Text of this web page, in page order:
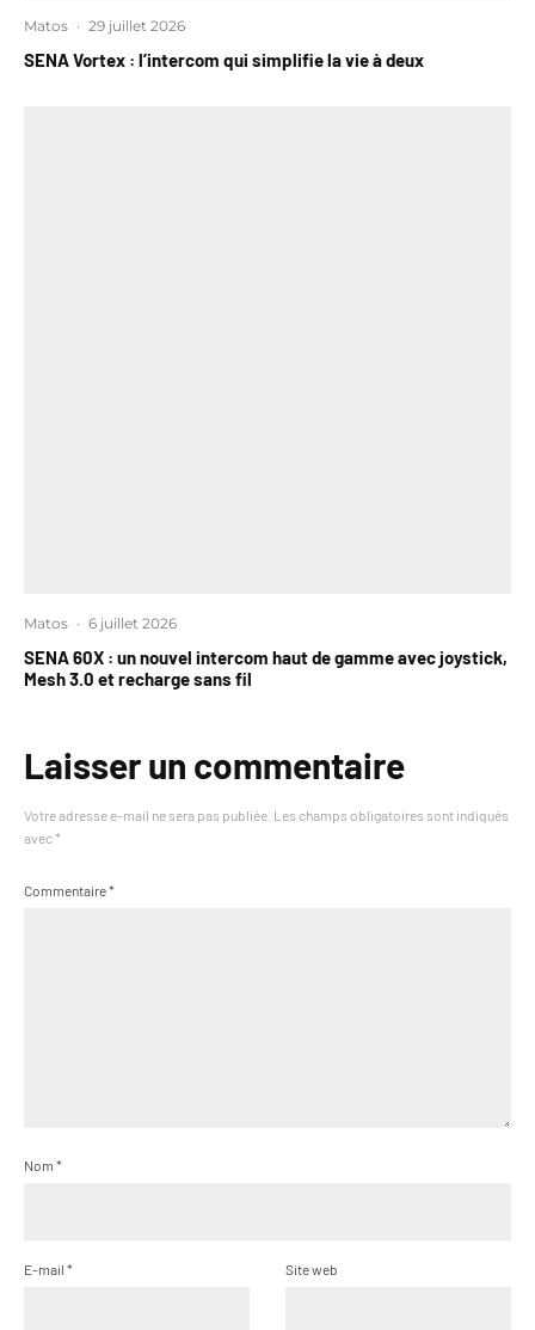
Matos · 29 juillet 2026
SENA Vortex : l’intercom qui simplifie la vie à deux
Matos · 6 juillet 2026
SENA 60X : un nouvel intercom haut de gamme avec joystick,
Mesh 3.0 et recharge sans fil
Laisser un commentaire
Votre adresse e-mail ne sera pas publiée. Les champs obligatoires sont indiqués
avec *
Commentaire*
Nom *
E-mail * Site web